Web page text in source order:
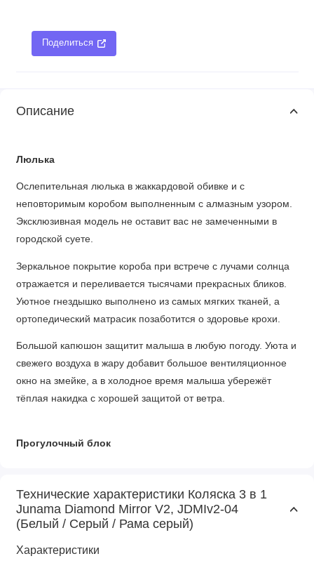
Поделиться
Описание
Люлька
Ослепительная люлька в жаккардовой обивке и с
неповторимым коробом выполненным с алмазным узором.
Эксклюзивная модель не оставит вас не замеченными в
городской суете.
Зеркальное покрытие короба при встрече с лучами солнца
отражается и переливается тысячами прекрасных бликов.
Уютное гнездышко выполнено из самых мягких тканей, а
ортопедический матрасик позаботится о здоровье крохи.
Большой капюшон защитит малыша в любую погоду. Уюта и
свежего воздуха в жару добавит большое вентиляционное
окно на змейке, а в холодное время малыша убережёт
тёплая накидка с хорошей защитой от ветра.
Прогулочный блок
коляске Юнама Диамонд Миррор 3 в 1. Как только малышу
исполнится 6 месяцев, вы сможете пересадить его в
комфортный прогулочный блок.
Широкое посадочное место вместит в себя любого
Технические характеристики Коляска 3 в 1
Junama Diamond Mirror V2, JDMIv2-04
(Белый / Серый / Рама серый)
Характеристики